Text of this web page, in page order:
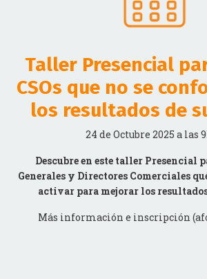
Taller Presencial
CSOs que no se
los resultados de
Generales y Directores Comerciales
activar para mejorar los